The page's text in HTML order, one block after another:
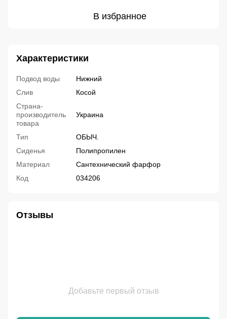
В избранное
Характеристики
Подвод воды
Нижний
Слив
Косой
Страна-
производитель
товара
Украина
Тип
ОБЫЧ.
Сиденья
Полипропилен
Материал
Сантехнический фарфор
Код
034206
Отзывы
Добавьте первый отзыв